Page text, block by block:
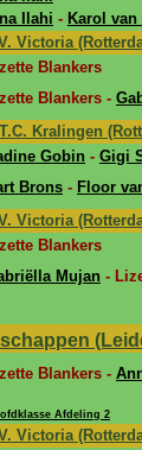
Ilahi - Karol
Victoria
Blankers
Blankers -
Kralingen
Gobin - Gigi
Brons - Floor
Victoria
Blankers
Mujan -
Blankers -
Afdeling 2
Victoria